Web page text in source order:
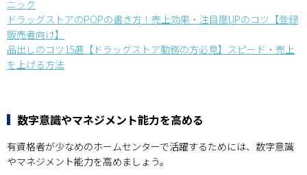
ニック
ドラッグストアのPOPの書き方！売上効果・注目度UPのコツ【登録
販売者向け】
品出しのコツ15選【ドラッグストア勤務の方必見】スピード・売上
を上げる方法
数字意識やマネジメント能力を高める
有資格者が少なめのホームセンターで活躍するためには、数字意識
やマネジメント能力を高めましょう。